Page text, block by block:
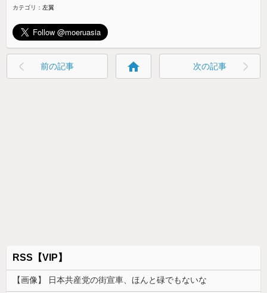
カテゴリ：左翼
前の記事 home 次の記事
RSS【VIP】
【画像】 日本共産党の街宣車、ほんと碌でもないな